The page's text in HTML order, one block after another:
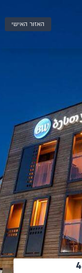
האזור האישי
4